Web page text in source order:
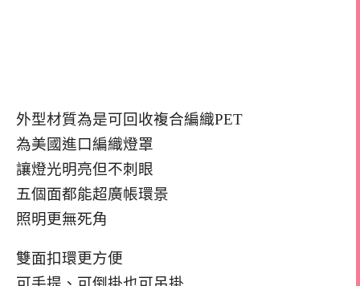
外型材質為是可回收複合編織PET
為美國進口編織燈罩
讓燈光明亮但不刺眼
五個面都能超廣帳環景
照明更無死角
雙面扣環更方便